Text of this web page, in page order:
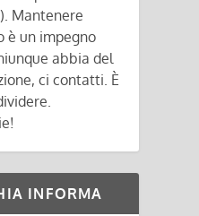
Mantenere
è un impegno
abbia del
ci contatti. È
INFORMA